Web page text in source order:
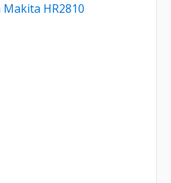
HR2810